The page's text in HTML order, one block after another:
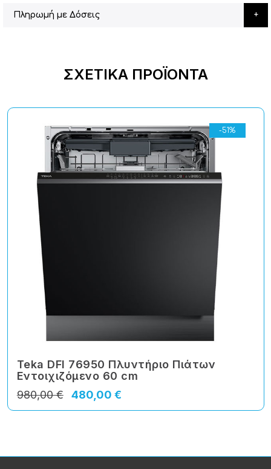
Πληρωμή με Δόσεις
ΣΧΕΤΙΚΆ ΠΡΟΪΌΝΤΑ
-51%
Teka DFI 76950 Πλυντήριο Πιάτων
Εντοιχιζόμενο 60 cm
480,00 €
980,00 €